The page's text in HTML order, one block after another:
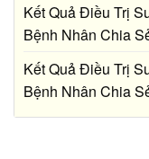
Kết Quả Điều Trị
Bệnh Nhân Chia
Kết Quả Điều Trị
Bệnh Nhân Chia